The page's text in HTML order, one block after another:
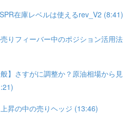
在庫レベルは使えるrev_V2 (8:41)
りフィーバー中のポジション活用法
】さすがに調整か？原油相場から見
昇の中の売りヘッジ (13:46)